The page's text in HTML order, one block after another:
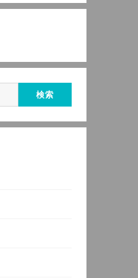
索: